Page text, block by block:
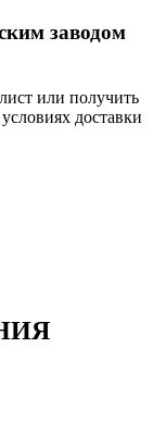
заводом
или получить
доставки